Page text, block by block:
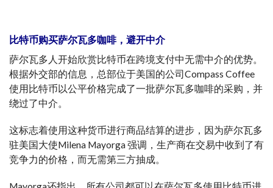
比特币购买萨尔瓦多咖啡，避开中介
萨尔瓦多人开始欣赏比特币在跨境支付中无需中介的优势。
根据外交部的信息，总部位于美国的公司Compass Coffee
使用比特币以公平价格完成了一批萨尔瓦多咖啡的采购，并
绕过了中介。
这标志着使用这种货币进行商品结算的进步，因为萨尔瓦多
驻美国大使Milena Mayorga 强调，生产商在交易中收到了有
竞争力的价格，而无需第三方抽成。